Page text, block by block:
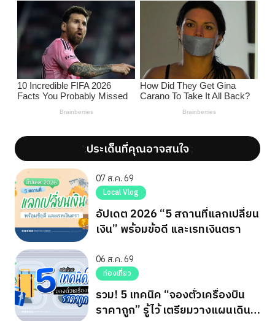
';ประเด็นที่คุณอาจสนใจ';
07 ส.ค. 69
Local Vlog
อัปเดต 2026 “5 สถานที่แลกเปลี่ยน
เงิน” พร้อมข้อดี และเรทเงินตรา
06 ส.ค. 69
ท่องเที่ยว
รวม! 5 เทคนิค “จองตั๋วเครื่องบิน
ราคาถูก” รู้ไว้ เตรียมวางแผนเดิน